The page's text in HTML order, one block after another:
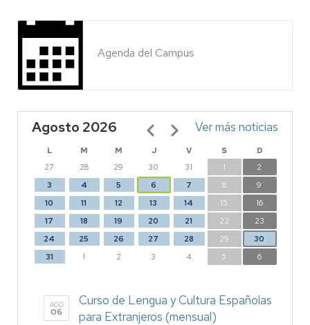
Agenda del Campus
Agosto 2026
L M M J V S
D
27
28 29 30 31 1
2
3
4 5 6 7 8
9
10
11 12 13 14 15
16
17
18 19 20 21 22
23
24
25 26 27 28 29
30
31
1 2 3 4 5 6
Paginación Ver más noticias
AGO
06
Curso de Lengua y Cultura Españolas
para Extranjeros (mensual)